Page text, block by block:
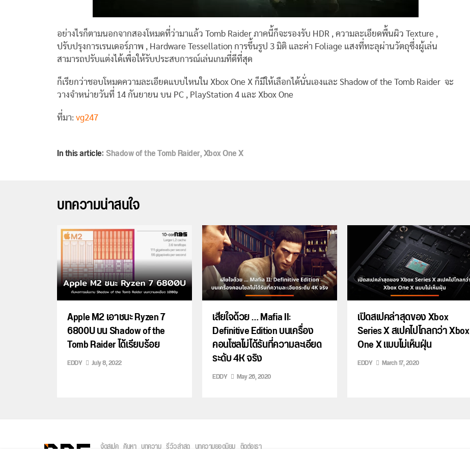
อย่างไรก็ตามนอกจากสองโหมดที่ว่ามาแล้ว Tomb Raider ภาคนี้ก็จะรองรับ HDR , ความละเอียดพื้นผิว Texture ,
ปรับปรุงการเรนเดอร์ภาพ , Hardware Tessellation การขึ้นรูป 3 มิติ และค่า Foliage แสงที่ทะลุผ่านวัตถุซึ่งผู้เล่น
สามารถปรับแต่งได้เพื่อให้รับประสบการณ์เล่นเกมที่ดีที่สุด
ก็เรียกว่าชอบโหมดความละเอียดแบบไหนใน Xbox One X ก็มีให้เลือกได้นั่นเองและ Shadow of the Tomb Raider จะ
วางจำหน่ายวันที่ 14 กันยายน บน PC , PlayStation 4 และ Xbox One
ที่มา: vg247
In this article:Shadow of the Tomb Raider,Xbox One X
บทความน่าสนใจ
Apple M2 เอาชนะ Ryzen 7
6800U บน Shadow of the
Tomb Raider ได้เรียบร้อย
EDDY July 8, 2022
เสียใจด้วย … Mafia II:
Definitive Edition บนเครื่อง
คอนโซลไม่ได้รันที่ความละเอียด
ระดับ 4K จริง
EDDY May 26, 2020
เปิดสเปคล่าสุดของ Xbox
Series X สเปคไปไกลกว่า Xbox
One X แบบไม่เห็นฝุ่น
EDDY March 17, 2020
จัดสเปค ค้นหา บทความ รีวิวล่าสุด บทความยอดนิยม ติดต่อเรา